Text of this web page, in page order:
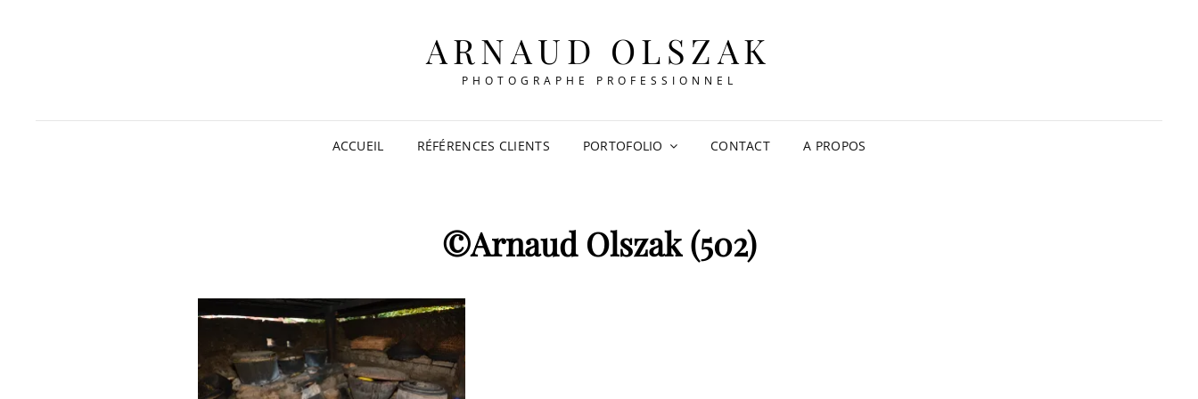
ARNAUD OLSZAK
PHOTOGRAPHE PROFESSIONNEL
ACCUEIL RÉFÉRENCES CLIENTS PORTOFOLIO CONTACT A PROPOS
©Arnaud Olszak (502)